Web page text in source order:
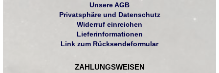
Unsere AGB
Privatsphäre und Datenschutz
Widerruf einreichen
Lieferinformationen
Link zum Rücksendeformular
ZAHLUNGSWEISEN